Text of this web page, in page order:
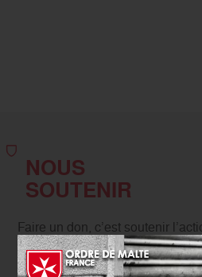
NOUS
SOUTENIR
Faire un don, c’est soutenir
nous permettent d'aider chaque
personnes.